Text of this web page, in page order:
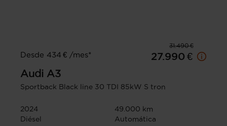
31.490 €
Desde 434 € /mes*
27.990 €
Audi A3
Sportback Black line 30 TDI 85kW S tron
2024
49.000 km
Diésel
Automática